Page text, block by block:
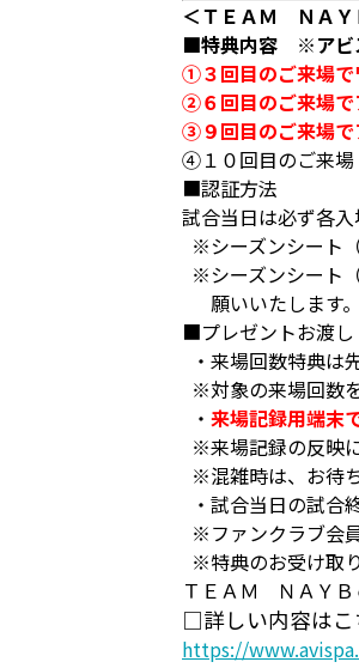
＜ＴＥＡＭ ＮＡＹ
■特典内容 ※アビス
①３回目のご来場
②６回目のご来場
③９回目のご来場
④１０回目のご来
■認証方法
試合当日は必ず各
※シーズンシート
※シーズンシート
願いいたします。
■プレゼントお渡し
・来場回数特典は
※対象の来場回数
・ 来場記録用端末
※来場記録の反映
※混雑時は、お待
・試合当日の試合
※ファンクラブ会
※特典のお受け取
ＴＥＡＭ ＮＡＹＢ
□詳しい内容はこ
https://